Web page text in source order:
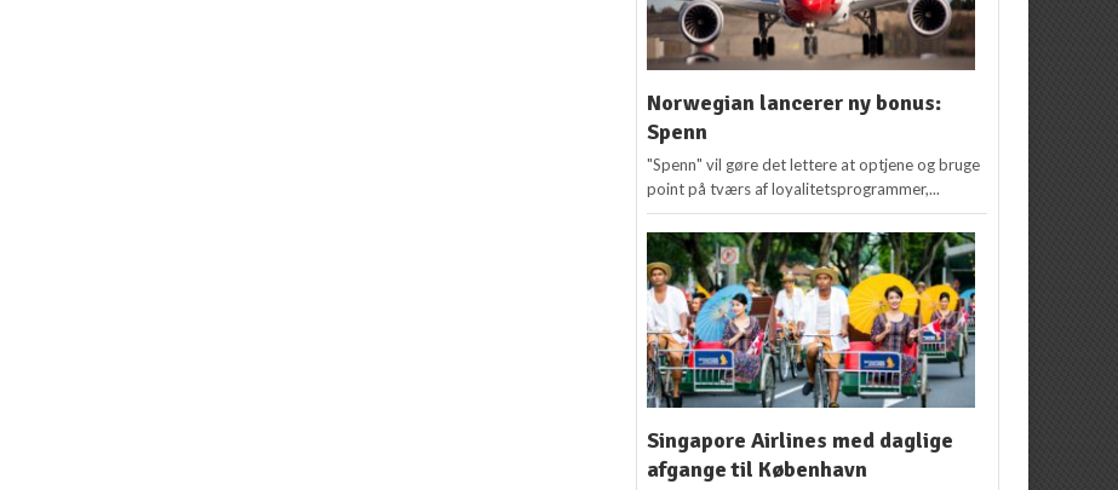
Norwegian lancerer ny bonus:
Spenn
"Spenn" vil gøre det lettere at optjene og bruge
point på tværs af loyalitetsprogrammer,...
Singapore Airlines med daglige
afgange til København